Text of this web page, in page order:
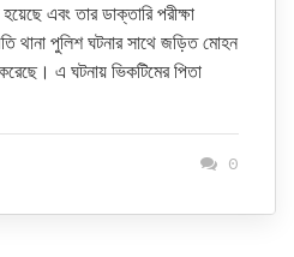
এবং তার ডাক্তারি পরীক্ষা
থানা পুলিশ ঘটনার সাথে জড়িত মোহন
এ ঘটনায় ভিকটিমের পিতা
0